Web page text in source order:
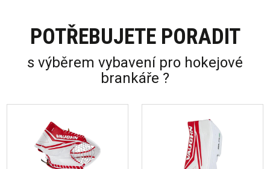
POTŘEBUJETE PORADIT
s výběrem vybavení pro hokejové
brankáře ?